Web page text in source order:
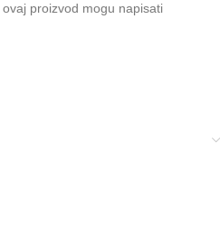
proizvod mogu napisati